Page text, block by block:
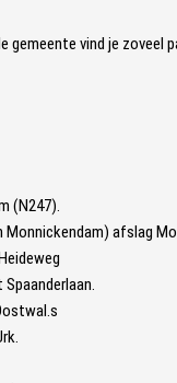
gemeente vind je
(N247).
Monnickendam) afslag